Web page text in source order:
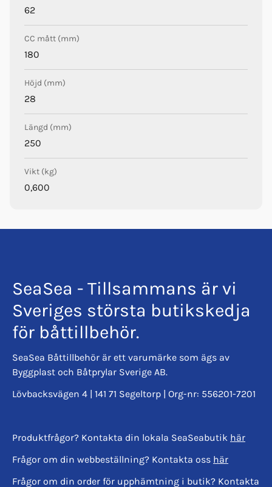
62
CC mått (mm)
180
Höjd (mm)
28
Längd (mm)
250
Vikt (kg)
0,600
SeaSea - Tillsammans är vi
Sveriges största butikskedja
för båttillbehör.
SeaSea Båttillbehör är ett varumärke som ägs av
Byggplast och Båtprylar Sverige AB.
Lövbacksvägen 4 | 141 71 Segeltorp | Org-nr: 556201-7201
Produktfrågor? Kontakta din lokala SeaSeabutik här
Frågor om din webbeställning? Kontakta oss här
Frågor om din order för upphämtning i butik? Kontakta